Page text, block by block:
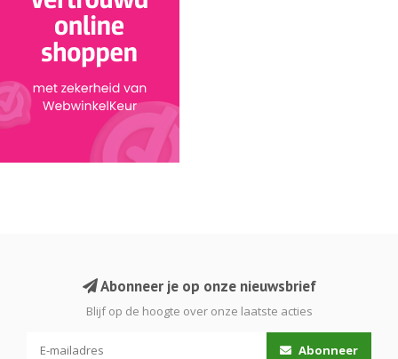
Abonneer je op onze nieuwsbrief
Blijf op de hoogte over onze laatste acties
Abonneer